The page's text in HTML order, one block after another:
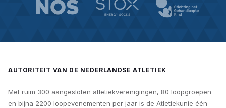
AUTORITEIT VAN DE NEDERLANDSE ATLETIEK
Met ruim 300 aangesloten atletiekverenigingen, 80 loopgroepen
en bijna 2200 loopevenementen per jaar is de Atletiekunie één